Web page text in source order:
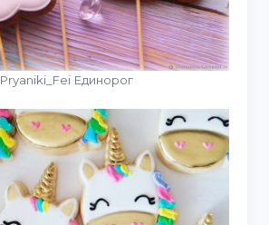
Pryaniki_Fei Единорог